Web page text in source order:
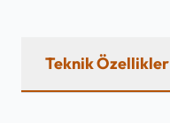
Teknik Özellikler